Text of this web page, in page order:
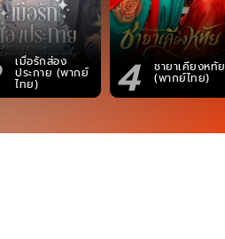
เมื่อรักส่อง
ประกาย (พากย์
ไทย) 4 ชายาเคียงหทัย
(พากย์ไทย)